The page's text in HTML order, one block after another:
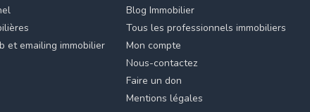
et emailing immobilier
Blog Immobilier
Tous les professionnels immobiliers
Mon compte
Nous-contactez
Faire un don
Mentions légales